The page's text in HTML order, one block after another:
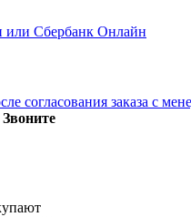
или Сбербанк Онлайн
согласования заказа с
Звоните